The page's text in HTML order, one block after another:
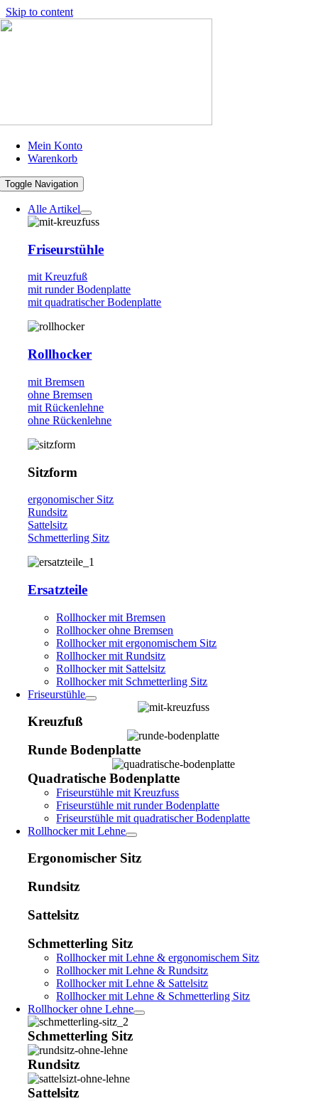
Skip to content
Mein Konto
Warenkorb
Toggle Navigation
Alle Artikel
Friseurstühle
mit Kreuzfuß
mit runder Bodenplatte
mit quadratischer Bodenplatte
Rollhocker
mit Bremsen
ohne Bremsen
mit Rückenlehne
ohne Rückenlehne
Sitzform
ergonomischer Sitz
Rundsitz
Sattelsitz
Schmetterling Sitz
Ersatzteile
Rollhocker mit Bremsen
Rollhocker ohne Bremsen
Rollhocker mit ergonomischem Sitz
Rollhocker mit Rundsitz
Rollhocker mit Sattelsitz
Rollhocker mit Schmetterling Sitz
Friseurstühle
Kreuzfuß
Runde Bodenplatte
Quadratische Bodenplatte
Friseurstühle mit Kreuzfuss
Friseurstühle mit runder Bodenplatte
Friseurstühle mit quadratischer Bodenplatte
Rollhocker mit Lehne
Ergonomischer Sitz
Rundsitz
Sattelsitz
Schmetterling Sitz
Rollhocker mit Lehne & ergonomischem Sitz
Rollhocker mit Lehne & Rundsitz
Rollhocker mit Lehne & Sattelsitz
Rollhocker mit Lehne & Schmetterling Sitz
Rollhocker ohne Lehne
Schmetterling Sitz
Rundsitz
Sattelsitz